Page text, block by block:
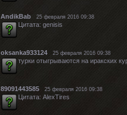
AndikBab 25 февраля 2016 09:38
Цитата: genisis
oksanka933124 25 февраля 2016 09:38
турки отыгрываются на иракских
89091443585 25 февраля 2016 09:38
Цитата: AlexTires